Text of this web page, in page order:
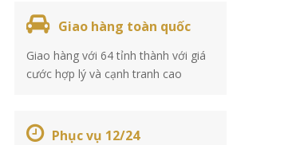
Giao hàng toàn quốc
Giao hàng với 64 tỉnh thành với giá
cước hợp lý và cạnh tranh cao
Phục vụ 12/24